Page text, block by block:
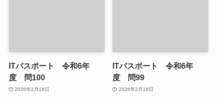
ITパスポート 令和6年
度 問100
2026年2月18日
ITパスポート 令和6年
度 問99
2026年2月18日